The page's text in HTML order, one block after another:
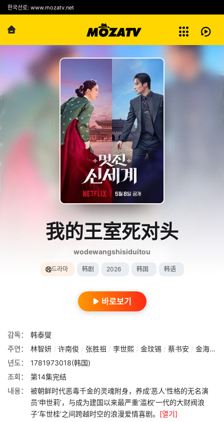
한국선로: www.mozatv.net
전체보기
我的王室死对头
wodewangshisiduitou
드라마 韩剧 2026 韩国 韩语
바로보기
감독：
韩泰燮
주연：
林智妍 / 许南俊 / 张胜祖 / 李世熙 / 金玟锡 / 蔡书安 / 金海淑
년도：
1781973018(韩国)
조회：
第14集完结
내용：
被朝鲜时代恶毒千金的灵魂附身，养成‘恶人’性格的无名演
员‘申世莉’，与成为建国以来最严重‘滥权’一代的大财阀浪
子‘车世桂’之间跨越时空的浪漫爱情喜剧。 [열기]